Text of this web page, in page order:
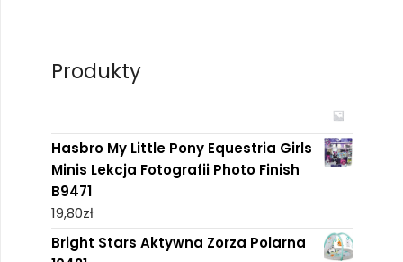
Produkty
Hasbro My Little Pony Equestria Girls
Minis Lekcja Fotografii Photo Finish
B9471
19,80zł
Bright Stars Aktywna Zorza Polarna